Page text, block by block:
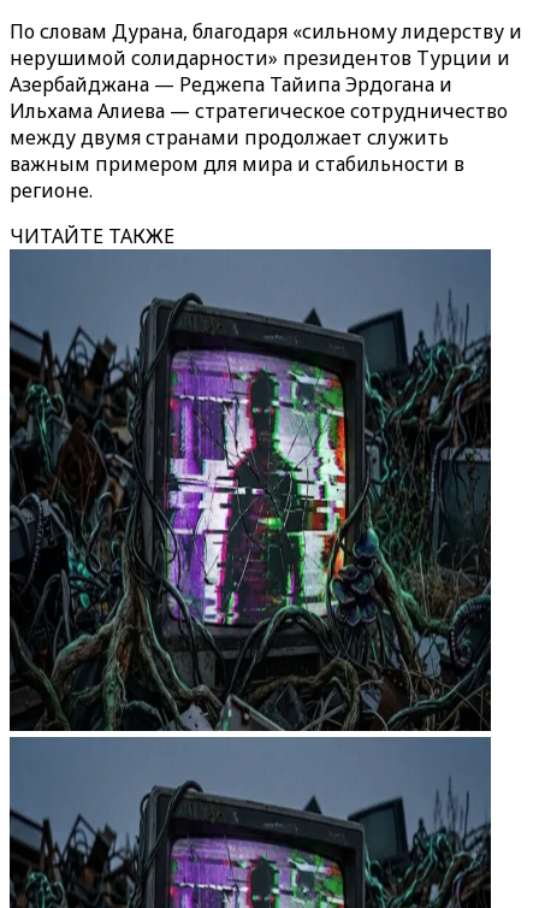
По словам Дурана, благодаря «сильному лидерству и
нерушимой солидарности» президентов Турции и
Азербайджана — Реджепа Тайипа Эрдогана и
Ильхама Алиева — стратегическое сотрудничество
между двумя странами продолжает служить
важным примером для мира и стабильности в
регионе.
ЧИТАЙТЕ ТАКЖЕ